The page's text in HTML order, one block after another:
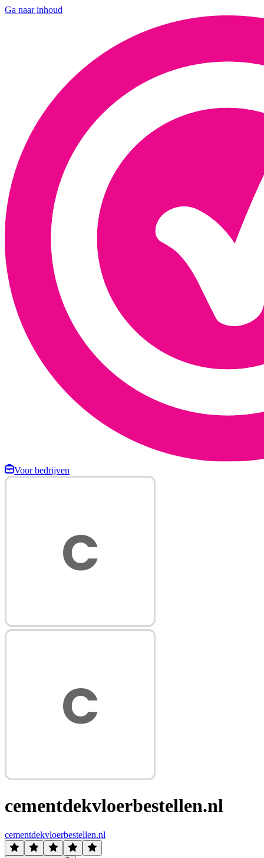
Ga naar inhoud
Voor bedrijven
cementdekvloerbestellen.nl
cementdekvloerbestellen.nl